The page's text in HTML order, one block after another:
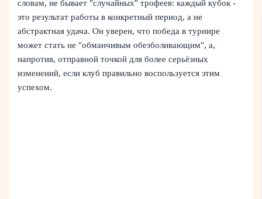
словам, не бывает "случайных" трофеев: каждый кубок -
это результат работы в конкретный период, а не
абстрактная удача. Он уверен, что победа в турнире
может стать не "обманчивым обезболивающим", а,
напротив, отправной точкой для более серьёзных
изменений, если клуб правильно воспользуется этим
успехом.